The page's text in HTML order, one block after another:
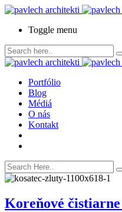
Toggle menu
Portfólio
Blog
Médiá
O nás
Kontakt
Koreňové